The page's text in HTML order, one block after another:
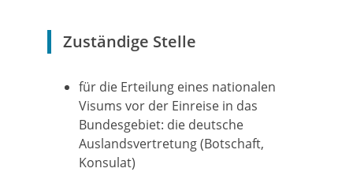
Zuständige Stelle
für die Erteilung eines nationalen
Visums vor der Einreise in das
Bundesgebiet: die deutsche
Auslandsvertretung (Botschaft,
Konsulat)